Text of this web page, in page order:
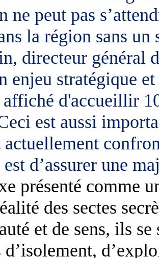
ne peut pas
la région sans
directeur général
enjeu stratégique
d'accueillir
est aussi
actuellement
d’assurer une
présenté comme
des sectes
et de sens, ils
d’isolement,